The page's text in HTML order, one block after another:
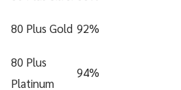
80 Plus Gold 92%
80 Plus
Platinum
94%